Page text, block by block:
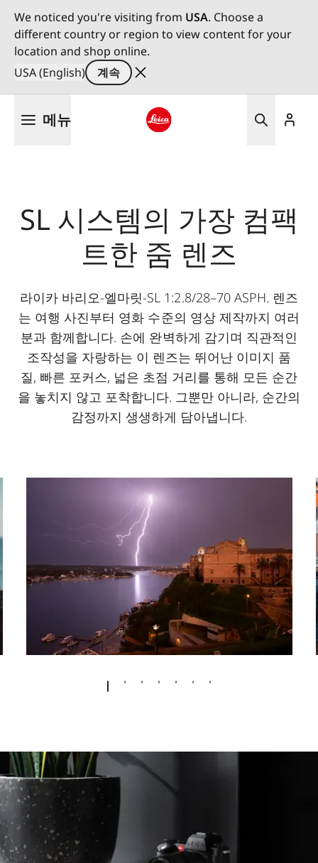
We noticed you're visiting from USA. Choose a
different country or region to view content for your
location and shop online.
USA (English)
계속
메뉴
SL 시스템의 가장 컴팩
트한 줌 렌즈
라이카 바리오-엘마릿-SL 1:2.8/28–70 ASPH. 렌즈
는 여행 사진부터 영화 수준의 영상 제작까지 여러
분과 함께합니다. 손에 완벽하게 감기며 직관적인
조작성을 자랑하는 이 렌즈는 뛰어난 이미지 품
질, 빠른 포커스, 넓은 초점 거리를 통해 모든 순간
을 놓치지 않고 포착합니다. 그뿐만 아니라, 순간의
감정까지 생생하게 담아냅니다.